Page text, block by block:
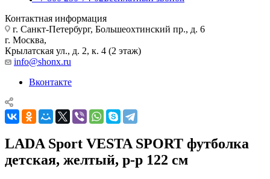
Контактная информация
г. Санкт-Петербург, Большеохтинский пр., д. 6
г. Москва,
Крылатская ул., д. 2, к. 4 (2 этаж)
info@shonx.ru
Вконтакте
LADA Sport VESTA SPORT футболка
детская, желтый, р-р 122 см